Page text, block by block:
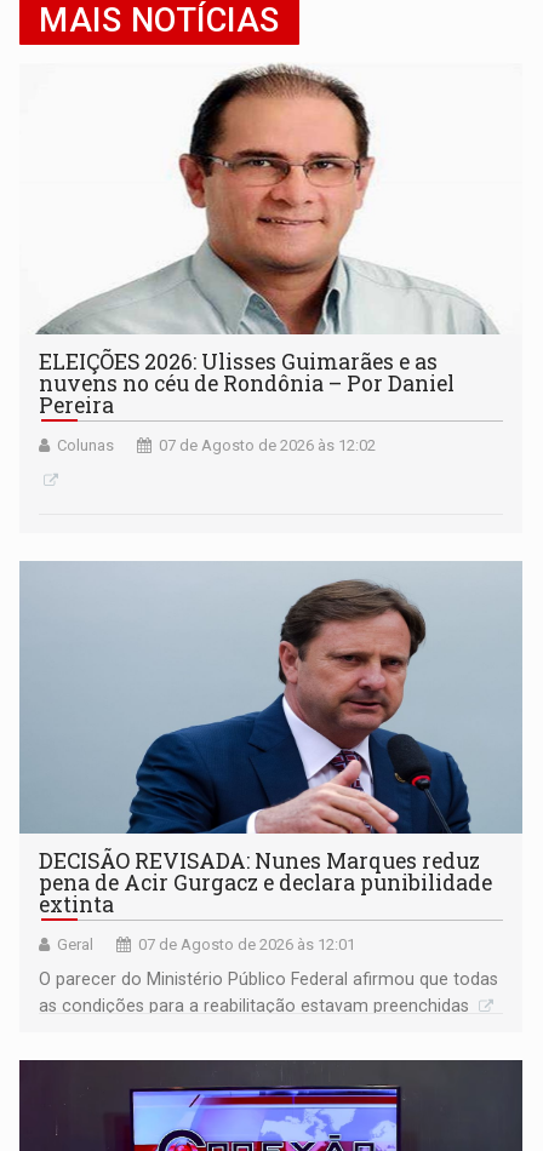
MAIS NOTÍCIAS
ELEIÇÕES 2026: Ulisses Guimarães e as
nuvens no céu de Rondônia – Por Daniel
Pereira
Colunas 07 de Agosto de 2026 às 12:02
DECISÃO REVISADA: Nunes Marques reduz
pena de Acir Gurgacz e declara punibilidade
extinta
Geral 07 de Agosto de 2026 às 12:01
O parecer do Ministério Público Federal afirmou que todas
as condições para a reabilitação estavam preenchidas